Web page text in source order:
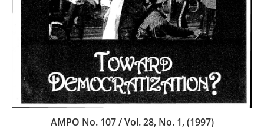
AMPO No. 107 / Vol. 28, No. 1, (1997)